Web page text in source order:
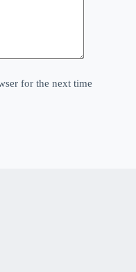
for the next time